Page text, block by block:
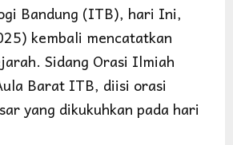
Bandung (ITB), hari Ini,
kembali mencatatkan
Sidang Orasi Ilmiah
Barat ITB, diisi orasi
yang dikukuhkan pada hari